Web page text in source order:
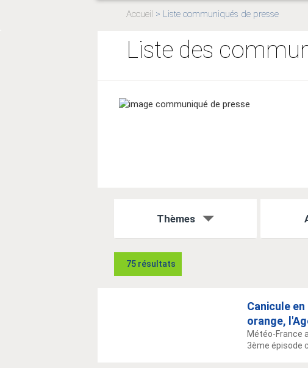
Accueil
actuelle:
Liste communiqués de presse
Liste des
Thèmes
75 résultats
Canicule
orange,
Météo-France
3ème épisode